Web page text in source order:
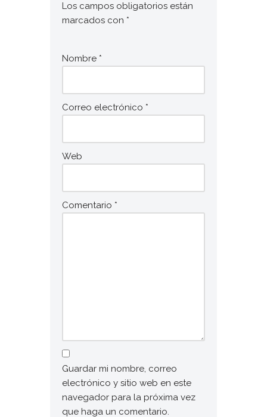
Los campos obligatorios están
marcados con *
Nombre *
Correo electrónico *
Web
Comentario *
Guardar mi nombre, correo
electrónico y sitio web en este
navegador para la próxima vez
que haga un comentario.